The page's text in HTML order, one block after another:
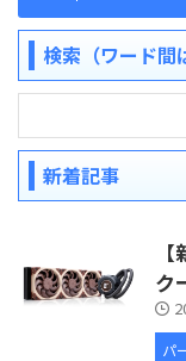
検索（ワード間
新着記事
ク
パ